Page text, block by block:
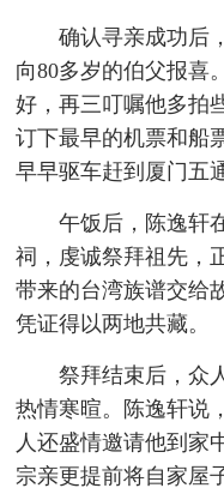
确认寻亲成功后
向80多岁的伯父报喜
好，再三叮嘱他多拍
订下最早的机票和船
早早驱车赶到厦门五
午饭后，陈逸轩
祠，虔诚祭拜祖先，
带来的台湾族谱交给
凭证得以两地共藏。
祭拜结束后，众
热情寒暄。陈逸轩说
人还盛情邀请他到家
宗亲更提前将自家屋